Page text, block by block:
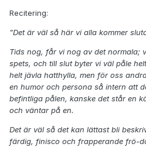
Recitering:
"Det är väl så här vi alla kommer
Tids nog, får vi nog av det normala;
spets, och till slut byter vi väl påle
helt jävla hatthylla, men för oss
en humor och persona så intern att
befintliga pålen, kanske det står en
och väntar på en.
Det är väl så det kan lättast bli
färdig, finisco och frapperande frö-